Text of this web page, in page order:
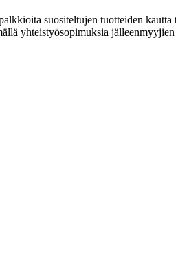
suositeltujen tuotteiden kautta
yhteistyösopimuksia